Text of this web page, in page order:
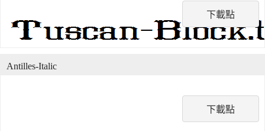
下載點
下載點
Antilles-Italic